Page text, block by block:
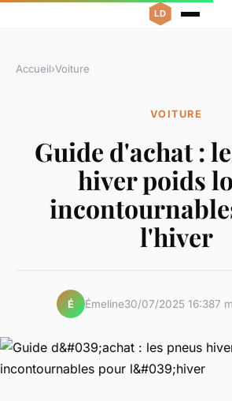
Accueil›Voiture
VOITURE
Guide d'achat :
hiver poids
l'hiver
É Émeline30/07/2025 16:387